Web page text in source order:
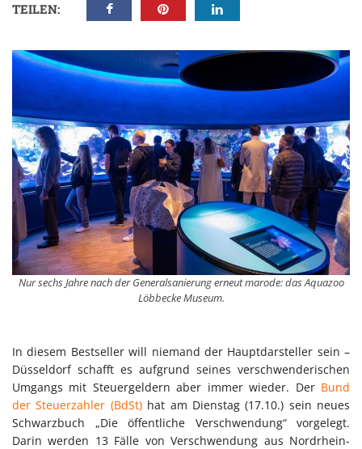
TEILEN:
Nur sechs Jahre nach der Generalsanierung erneut marode: das Aquazoo
Löbbecke Museum.
In diesem Bestseller will niemand der Hauptdarsteller sein –
Düsseldorf schafft es aufgrund seines verschwenderischen
Umgangs mit Steuergeldern aber immer wieder. Der Bund
der Steuerzahler (BdSt)hat am Dienstag (17.10.) sein neues
Schwarzbuch „Die öffentliche Verschwendung“ vorgelegt.
Darin werden 13 Fälle von Verschwendung aus Nordrhein-